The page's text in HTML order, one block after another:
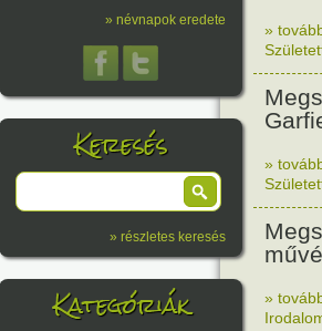
» névnapok eredete
Keresés
» részletes keresés
Kategóriák
»
»
»